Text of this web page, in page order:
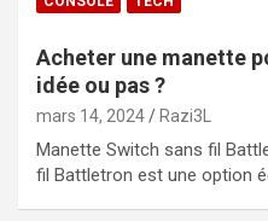
Acheter une manette
idée ou pas ?
mars 14, 2024 Razi3L
Manette Switch sans fil
fil Battletron est une option